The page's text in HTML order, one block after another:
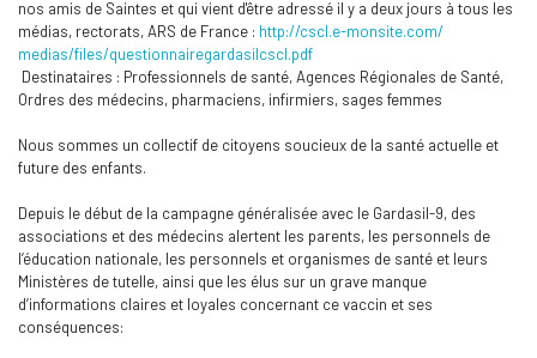
nos amis de Saintes et qui vient d'être adressé il y a deux jours à tous les
médias, rectorats, ARS de France : http://cscl.e-monsite.com/
medias/files/questionnairegardasilcscl.pdf
Destinataires : Professionnels de santé, Agences Régionales de Santé,
Ordres des médecins, pharmaciens, infirmiers, sages femmes
Nous sommes un collectif de citoyens soucieux de la santé actuelle et
future des enfants.
Depuis le début de la campagne généralisée avec le Gardasil-9, des
associations et des médecins alertent les parents, les personnels de
l’éducation nationale, les personnels et organismes de santé et leurs
Ministères de tutelle, ainsi que les élus sur un grave manque
d’informations claires et loyales concernant ce vaccin et ses
conséquences: